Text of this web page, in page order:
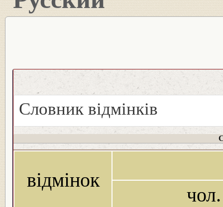
Словник відмінків
відмінок